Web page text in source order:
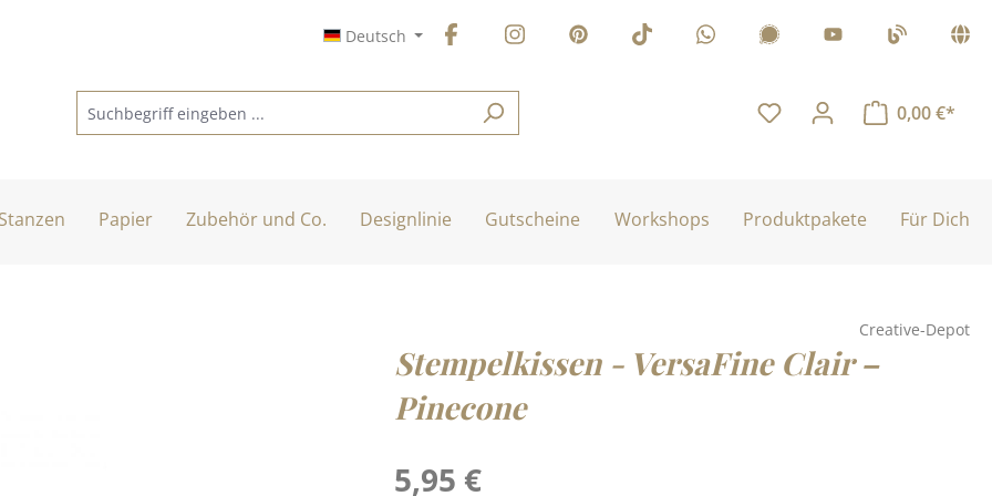
Deutsch
0,00 €*
Stanzen Papier Zubehör und Co. Designlinie Gutscheine Workshops Produktpakete Für Dich
Creative-Depot
Stempelkissen - VersaFine Clair –
Pinecone
Regulärer Preis:
5,95 €